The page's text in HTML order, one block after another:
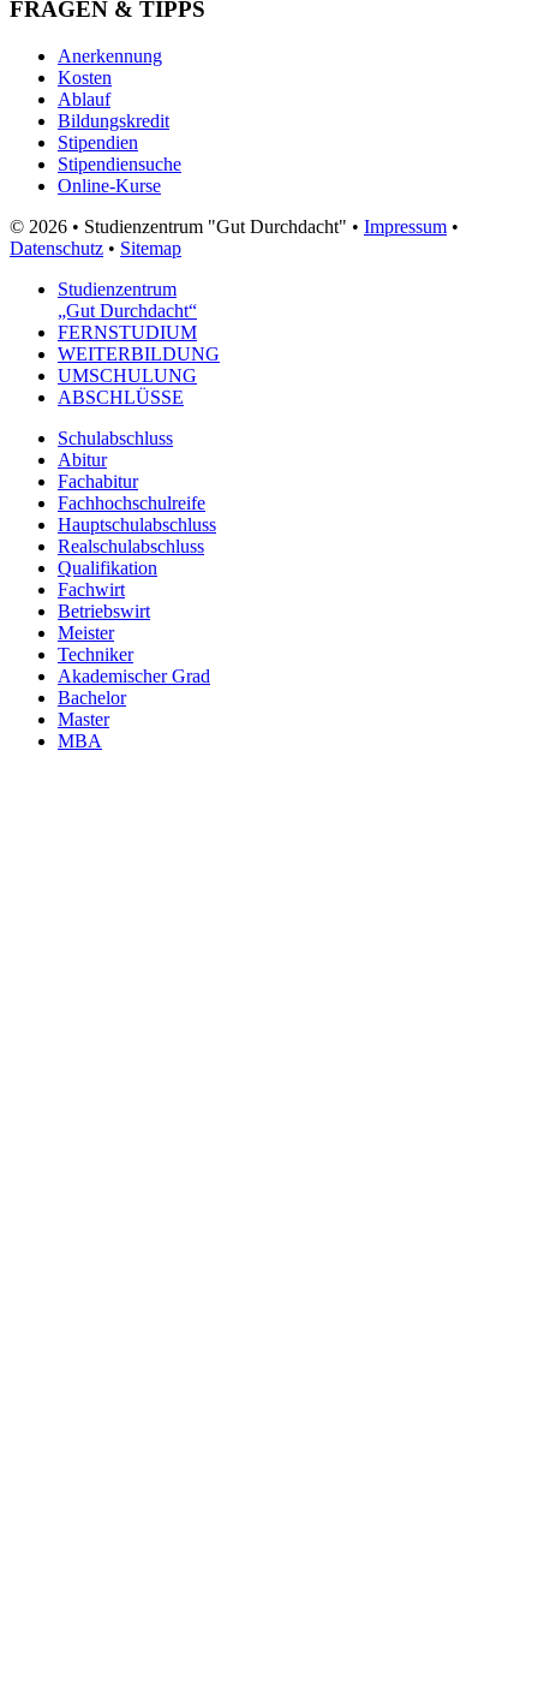
FRAGEN & TIPPS
Anerkennung
Kosten
Ablauf
Bildungskredit
Stipendien
Stipendiensuche
Online-Kurse
© 2026 • Studienzentrum "Gut Durchdacht" • Impressum •
Datenschutz • Sitemap
Studienzentrum
„Gut Durchdacht“
FERNSTUDIUM
WEITERBILDUNG
UMSCHULUNG
ABSCHLÜSSE
Schulabschluss
Abitur
Fachabitur
Fachhochschulreife
Hauptschulabschluss
Realschulabschluss
Qualifikation
Fachwirt
Betriebswirt
Meister
Techniker
Akademischer Grad
Bachelor
Master
MBA